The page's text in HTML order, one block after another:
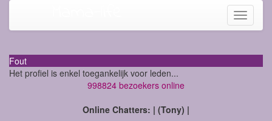
Toggle
Fout
Het profiel is enkel toegankelijk voor leden...
998824 bezoekers online
Online Chatters: | (Tony) |